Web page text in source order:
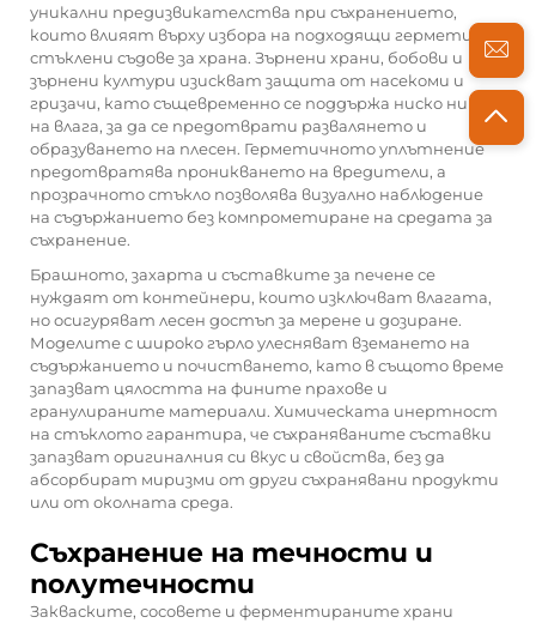
уникални предизвикателства при съхранението,
които влияят върху избора на подходящи герметични
стъклени съдове за храна. Зърнени храни, бобови и
зърнени култури изискват защита от насекоми и
гризачи, като същевременно се поддържа ниско ниво
на влага, за да се предотврати развалянето и
образуването на плесен. Герметичното уплътнение
предотвратява проникването на вредители, а
прозрачното стъкло позволява визуално наблюдение
на съдържанието без компрометиране на средата за
съхранение.
Брашното, захарта и съставките за печене се
нуждаят от контейнери, които изключват влагата,
но осигуряват лесен достъп за мерене и дозиране.
Моделите с широко гърло улесняват вземането на
съдържанието и почистването, като в същото време
запазват цялостта на фините прахове и
гранулираните материали. Химическата инертност
на стъклото гарантира, че съхраняваните съставки
запазват оригиналния си вкус и свойства, без да
абсорбират миризми от други съхранявани продукти
или от околната среда.
Съхранение на течности и
полутечности
Закваските, сосовете и ферментираните храни